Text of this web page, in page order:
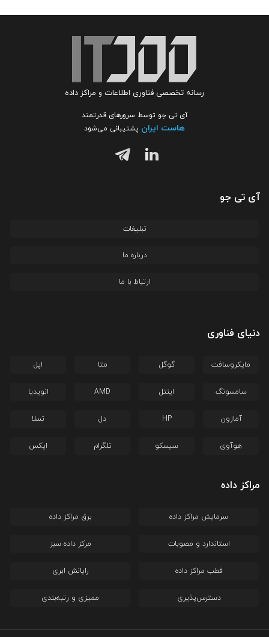
رسانه تخصصی فناوری اطلاعات و مراکز داده
آی تی جو توسط سرورهای قدرتمند
هاست ایران پشتیبانی می‌شود
آی تی جو
تبلیغات
درباره ما
ارتباط با ما
دنیای فناوری
مایکروسافت گوگل متا اپل
سامسونگ اینتل AMD انویدیا
آمازون HP دل تسلا
هوآوی سیسکو تلگرام ایکس
مراکز داده
سرمایش مراکز داده برق مراکز داده
استاندارد و مصوبات مرکز داده سبز
قطب مراکز داده رایانش ابری
دسترس‌پذیری ممیزی و رتبه‌بندی